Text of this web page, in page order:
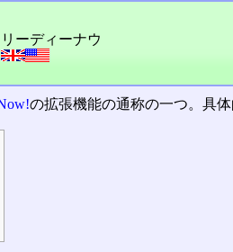
ーディーナウ
の拡張機能の通称の一つ。具